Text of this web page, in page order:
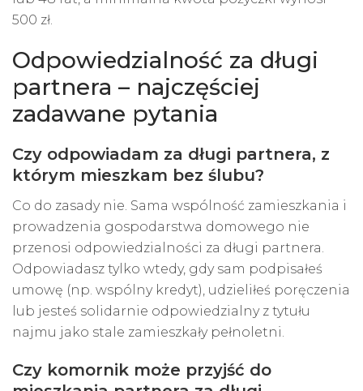
500 zł.
Odpowiedzialność za długi
partnera – najczęściej
zadawane pytania
Czy odpowiadam za długi partnera, z
którym mieszkam bez ślubu?
Co do zasady nie. Sama wspólność zamieszkania i
prowadzenia gospodarstwa domowego nie
przenosi odpowiedzialności za długi partnera.
Odpowiadasz tylko wtedy, gdy sam podpisałeś
umowę (np. wspólny kredyt), udzieliłeś poręczenia
lub jesteś solidarnie odpowiedzialny z tytułu
najmu jako stale zamieszkały pełnoletni.
Czy komornik może przyjść do